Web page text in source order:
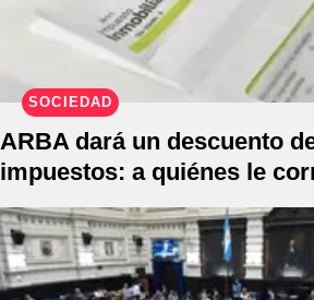
SOCIEDAD
ARBA dará un descuento
impuestos: a quiénes le